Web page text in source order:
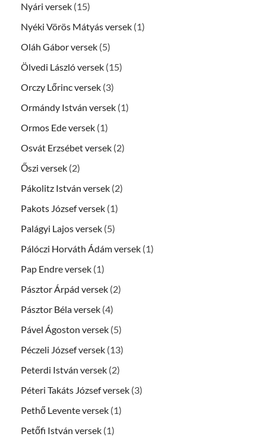
Nyári versek (15)
Nyéki Vörös Mátyás versek (1)
Oláh Gábor versek (5)
Ölvedi László versek (15)
Orczy Lőrinc versek (3)
Ormándy István versek (1)
Ormos Ede versek (1)
Osvát Erzsébet versek (2)
Őszi versek (2)
Pákolitz István versek (2)
Pakots József versek (1)
Palágyi Lajos versek (5)
Pálóczi Horváth Ádám versek (1)
Pap Endre versek (1)
Pásztor Árpád versek (2)
Pásztor Béla versek (4)
Pável Ágoston versek (5)
Péczeli József versek (13)
Peterdi István versek (2)
Péteri Takáts József versek (3)
Pethő Levente versek (1)
Petőfi István versek (1)